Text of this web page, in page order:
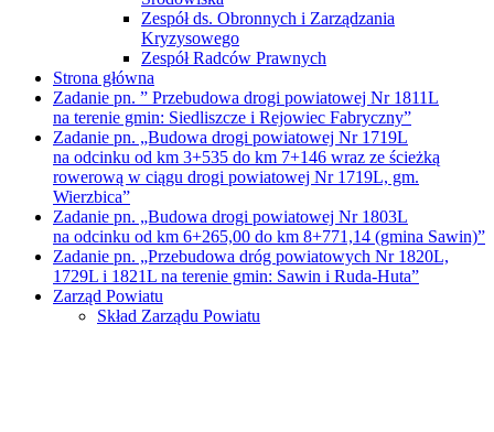
Zadanie pn. „Budowa drogi powiatowej Nr 1803L
na odcinku od km 6+265,00 do km 8+771,14 (gmina Sawin)”
Zadanie pn. „Przebudowa dróg powiatowych Nr 1820L,
1729L i 1821L na terenie gmin: Sawin i Ruda-Huta”
Zarząd Powiatu
Skład Zarządu Powiatu